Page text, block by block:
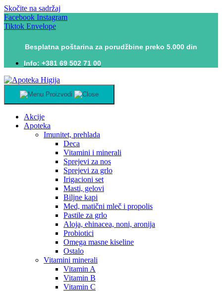
Skočite na sadržaj
Facebook Instagram
Tiktok Envelope
Besplatna poštarina za porudžbine preko 5.000 din
Info: +381 69 502 71 00
Proizvodi
Akcije
Apoteka
Imunitet, prehlada
Deca
Vitamini i minerali
Sprejevi za nos
Sprejevi za grlo
Irigacioni set
Masti, gelovi
Biljne kapi
Med, matični mleč i propolis
Pastile za grlo
Aloja, ehinacea, noni, aronija
Probiotici
Omega masne kiseline
Ostalo
Vitamini minerali
Vitamin A
Vitamin B
Vitamin C